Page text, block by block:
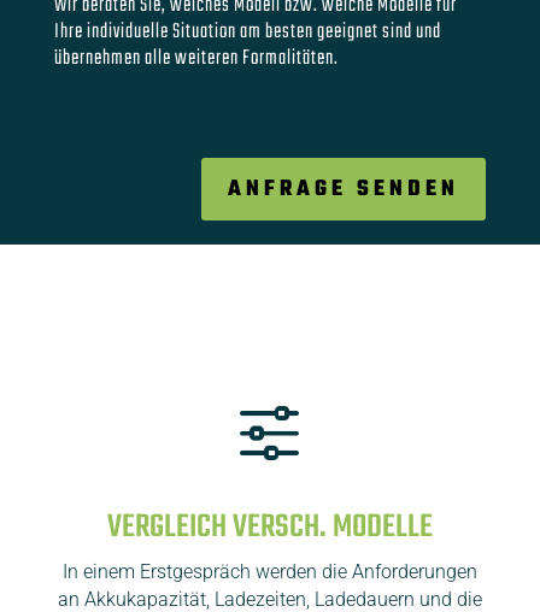
Ihre individuelle Situation am besten geeignet sind und
übernehmen alle weiteren Formalitäten.
ANFRAGE SENDEN
f
VERGLEICH VERSCH. MODELLE
In einem Erstgespräch werden die Anforderungen
an Akkukapazität, Ladezeiten, Ladedauern und die